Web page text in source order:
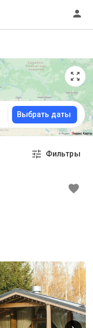
Выбрать даты
Фильтры